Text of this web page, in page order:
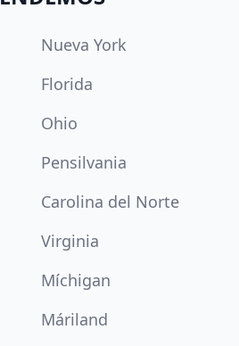
Nueva York
Florida
Ohio
Pensilvania
Carolina del Norte
Virginia
Míchigan
Máriland